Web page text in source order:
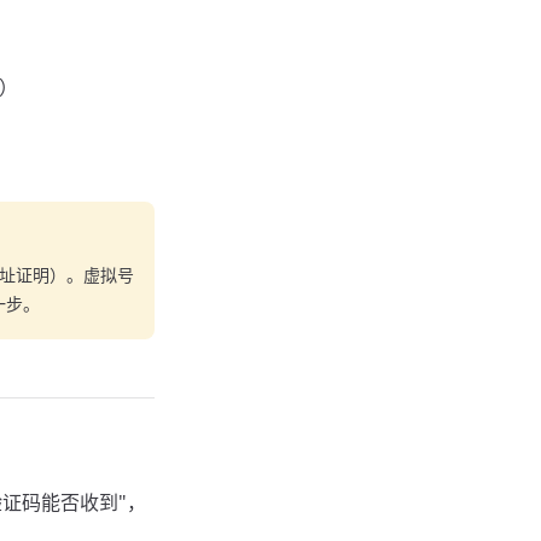
证明）。虚拟号
。
码能否收到"，